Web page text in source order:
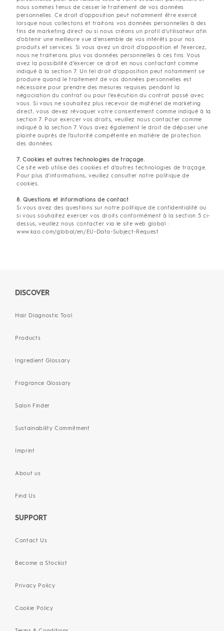
nous sommes tenus de cesser le traitement de vos données
personnelles. Ce droit d'opposition peut notamment être exercé
lorsque nous collectons et traitons vos données personnelles à des
fins de marketing direct ou si nous créons un profil d'utilisateur afin
d'obtenir une meilleure vue d'ensemble de vos intérêts pour nos
produits et services. Si vous avez un droit d'opposition et l’exercez,
nous ne traiterons plus vos données personnelles à ces fins. Vous
avez la possibilité d’exercer ce droit en nous contactant comme
indiqué à la section 7. Un tel droit d'opposition peut notamment se
produire quand le traitement de vos données personnelles est
nécessaire pour prendre des mesures requises pendant la
négociation du contrat ou pour l’exécution du contrat passé avec
vous. Si vous ne souhaitez plus recevoir de matériel de marketing
direct, vous devez révoquer votre consentement comme indiqué à la
section 7. Pour exercer vos droits, veuillez nous contacter comme
indiqué à la section 7. Vous avez également le droit de déposer une
plainte auprès de l’autorité compétente en matière de protection
des données.
7. Cookies et autres technologies de traçage.
Ce site web utilise des cookies et d'autres technologies de traçage.
Pour plus d'informations, veuillez consulter notre politique de
cookies.
8. Questions et informations de contact.
Si vous avez des questions sur notre politique de confidentialité ou
si vous souhaitez exercer vos droits conformément à la section 5 ci-
dessus, veuillez nous contacter via le site web global :
www.kao.com/global/en/EU-Data-Subject-Request
DISCOVER
Hair Diagnostic Tool
Products
Ingredient Glossary
Fragrance Glossary
Salon Finder
Sustainability Commitment
Imprint
About us
Find Us
SUPPORT
Contact Us
Become a Stockist
Privacy Policy
Cookie Policy